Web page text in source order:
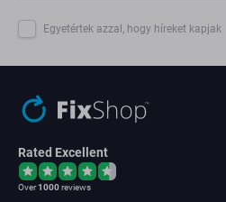
Egyetértek azzal, hogy híreket kapjak
Rated Excellent
Over1000reviews